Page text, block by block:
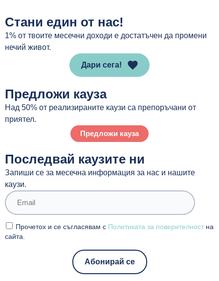
Стани един от нас!
1% от твоите месечни доходи е достатъчен да промени
нечий живот.
Дари сега!
Предложи кауза
Над 50% от реализираните каузи са препоръчани от
приятел.
Предложи кауза
Последвай каузите ни
Запиши се за месечна информация за нас и нашите
каузи.
Прочетох и се съгласявам с Политиката за поверителностна
сайта.